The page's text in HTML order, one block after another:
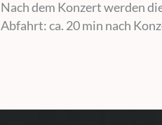
Nach dem Konzert werden
Abfahrt: ca. 20 min nach